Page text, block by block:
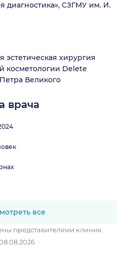
диагностика», СЗГМУ им. И.
эстетическая хирургия
косметологии Delete
Великого
врача
все
представителями клиник.